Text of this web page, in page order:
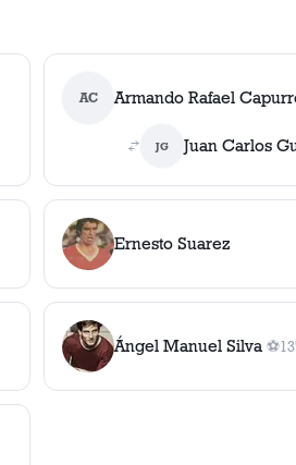
AC Armando Rafael
JG Juan Carlos
Ernesto Suarez
Ángel Manuel Silva ⚽
2gol